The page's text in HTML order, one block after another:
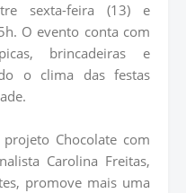
sexta-feira (13) e
O evento conta com
brincadeiras e
o clima das festas
Chocolate com
Carolina Freitas,
promove mais uma